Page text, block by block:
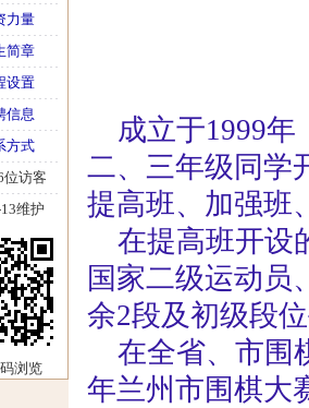
力量
简章
设置
信息
方式
位访客
维护
浏览
成立于1999年
二、三年级同学
提高班、加强班
在提高班开设
国家二级运动员
余2段及初级段
在全省、市围
年兰州市围棋大